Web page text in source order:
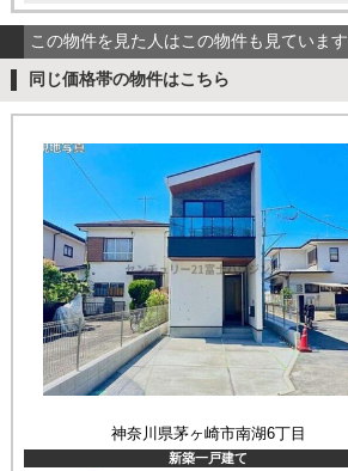
この物件を見た人はこの物件も見ています
同じ価格帯の物件はこちら
神奈川県茅ヶ崎市南湖6丁目
新築一戸建て